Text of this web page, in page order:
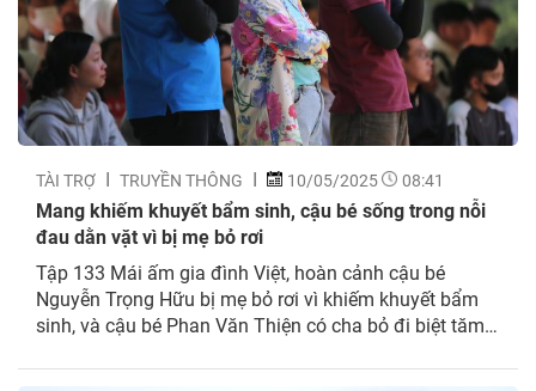
TÀI TRỢ TRUYỀN THÔNG 10/05/2025 08:41
Mang khiếm khuyết bẩm sinh, cậu bé sống trong nỗi
đau dằn vặt vì bị mẹ bỏ rơi
Tập 133 Mái ấm gia đình Việt, hoàn cảnh cậu bé
Nguyễn Trọng Hữu bị mẹ bỏ rơi vì khiếm khuyết bẩm
sinh, và cậu bé Phan Văn Thiện có cha bỏ đi biệt tăm
Lệ, ca sĩ Đạt Long Vinh và nhiều...